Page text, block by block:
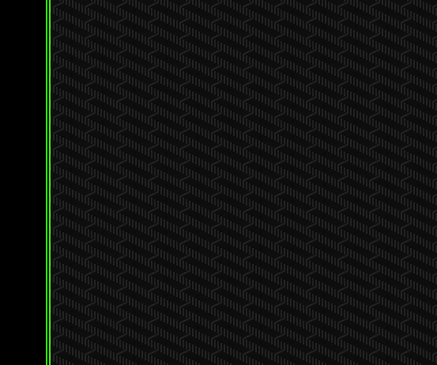
PolyMesh
Project-List-Unity-Manager
RagdollBlendToAnimator
Random-simpleMT
Scriptable-Objects-Events-and-Variables
SDL_Engine2D
SEC009_WebDev_Week1
ShoeBox-Reading-Unity
Simple-Controller-Input
test_unity
Unity---Simple-Facebook-and-Twitter
unity-fishnet-relay-sample
Unity-Water2D
Unity3D-LogCat-extension
UnityAssetUsageDetector
UnityProjectCloner
Unity_HomeAssignment